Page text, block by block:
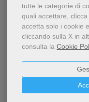
tutte le categorie di
quali accettare,
accetta solo i cookie
cliccando sulla X in
consulta la Cookie